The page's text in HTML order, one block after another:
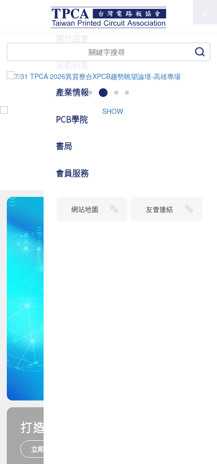
打造您的PCB專業技能
立即報名
TPCA
活動訊息
產業情報
PCB學院
書局
會員服務
網站地圖 友會連結